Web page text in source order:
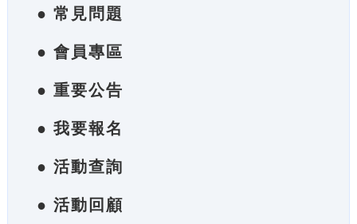
● 常見問題
● 會員專區
● 重要公告
● 我要報名
● 活動查詢
● 活動回顧